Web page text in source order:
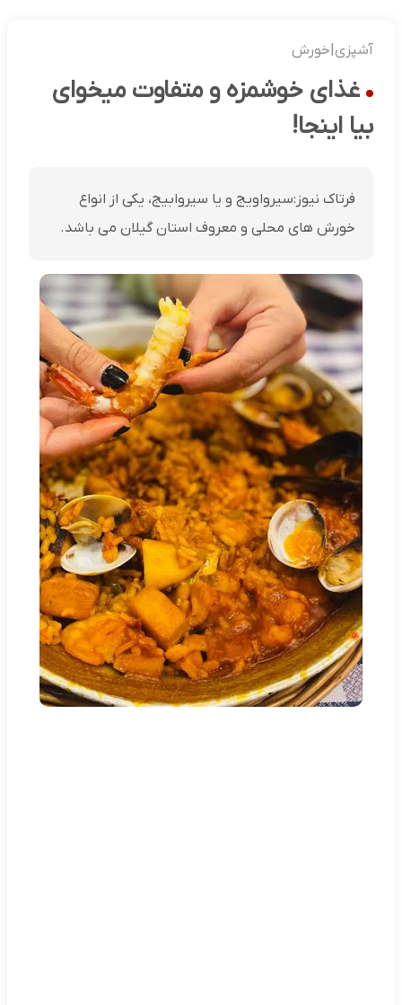
آشپزی|خورش
غذای خوشمزه و متفاوت میخوای
بیا اینجا!
فرتاک نیوز:سیرواویج و یا سیروابیج، یکی از انواع
خورش های محلی و معروف استان گیلان می باشد.